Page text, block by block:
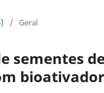
/ Geral
sementes
bioativador